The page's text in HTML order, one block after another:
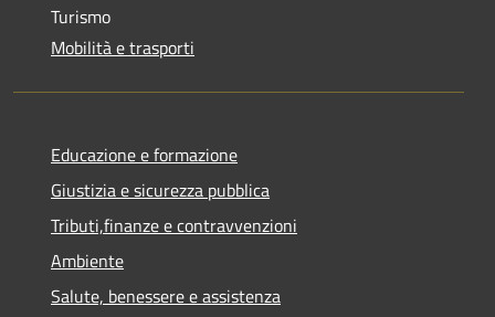
Turismo
Mobilità e trasporti
Educazione e formazione
Giustizia e sicurezza pubblica
Tributi,finanze e contravvenzioni
Ambiente
Salute, benessere e assistenza